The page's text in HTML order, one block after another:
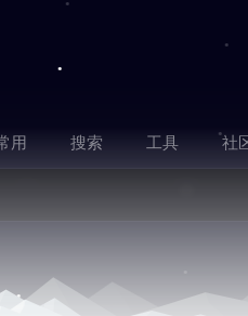
用 搜索 工具 社